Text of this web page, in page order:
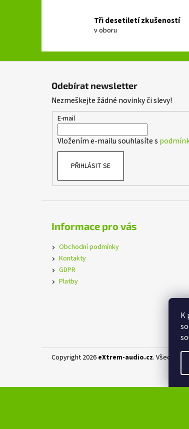
K
Tři desetiletí zkušeností
v oboru
Odebírat newsletter
Nezmeškejte žádné novinky či slevy!
E-mail
Vložením e-mailu souhlasíte s
PŘIHLÁSIT SE
Informace pro vás
Obchodní podmínky
Kontakty
GDPR
Platby
Copyright 2026 eXtrem-audio.cz. Všechna